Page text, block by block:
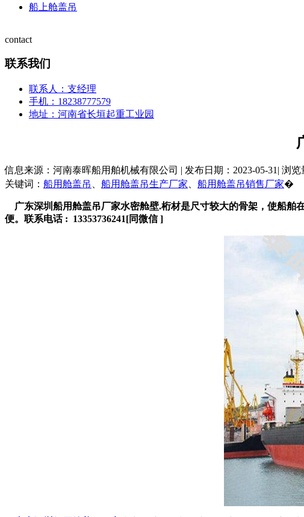
船上舱盖吊
contact
联系我们
联系人：支经理
手机：18238777579
地址：河南省长垣起重工业园
信息来源：河南泰晖船用舶机械有限公司 | 发布日期：2023-05-31| 浏览
关键词： 船用舱盖吊 船用舱盖吊生产厂家 船用舱盖吊销售厂家�
广东深圳船用舱盖吊厂家水密舱壁.桁材是尺寸较大的骨架，使船
便。联系电话 : 13353736241[同微信 ]